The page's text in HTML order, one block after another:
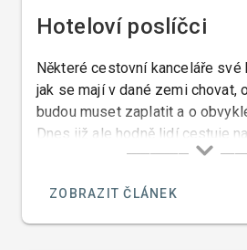
Hoteloví poslíčci
Některé cestovní kanceláře
jak se mají v dané zemi chovat,
budou muset zaplatit a o
Dnes již ale hodně lidí cestuje
Proto vás v tomto článku chci
orientaci.
ZOBRAZIT ČLÁNEK